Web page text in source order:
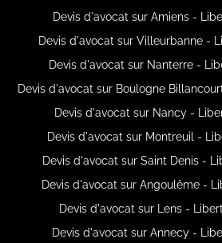
Devis d'avocat sur Amiens -
Devis d'avocat sur Villeurbanne -
Devis d'avocat sur Nanterre -
Devis d'avocat sur Boulogne
Devis d'avocat sur Nancy -
Devis d'avocat sur Montreuil -
Devis d'avocat sur Saint Denis -
Devis d'avocat sur Angoulême -
Devis d'avocat sur Lens -
Devis d'avocat sur Annecy -